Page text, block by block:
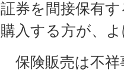
証券を間接保有
購入する方が、
保険販売は不祥